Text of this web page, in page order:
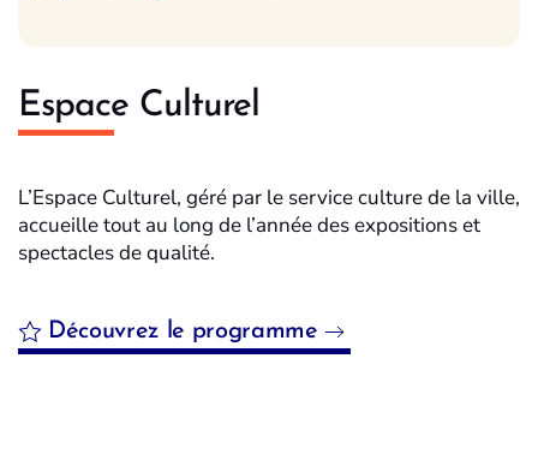
Espace Culturel
L’Espace Culturel, géré par le service culture de la ville,
accueille tout au long de l’année des expositions et
spectacles de qualité.
Découvrez le programme